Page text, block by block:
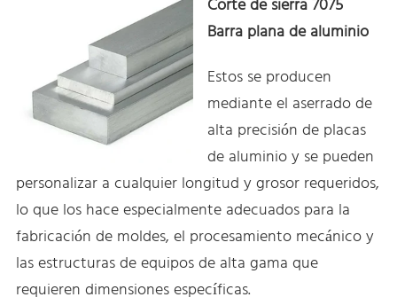
Corte de sierra 7075
Barra plana de aluminio
Estos se producen
mediante el aserrado de
alta precisión de placas
de aluminio y se pueden
personalizar a cualquier longitud y grosor requeridos,
lo que los hace especialmente adecuados para la
fabricación de moldes, el procesamiento mecánico y
las estructuras de equipos de alta gama que
requieren dimensiones específicas.